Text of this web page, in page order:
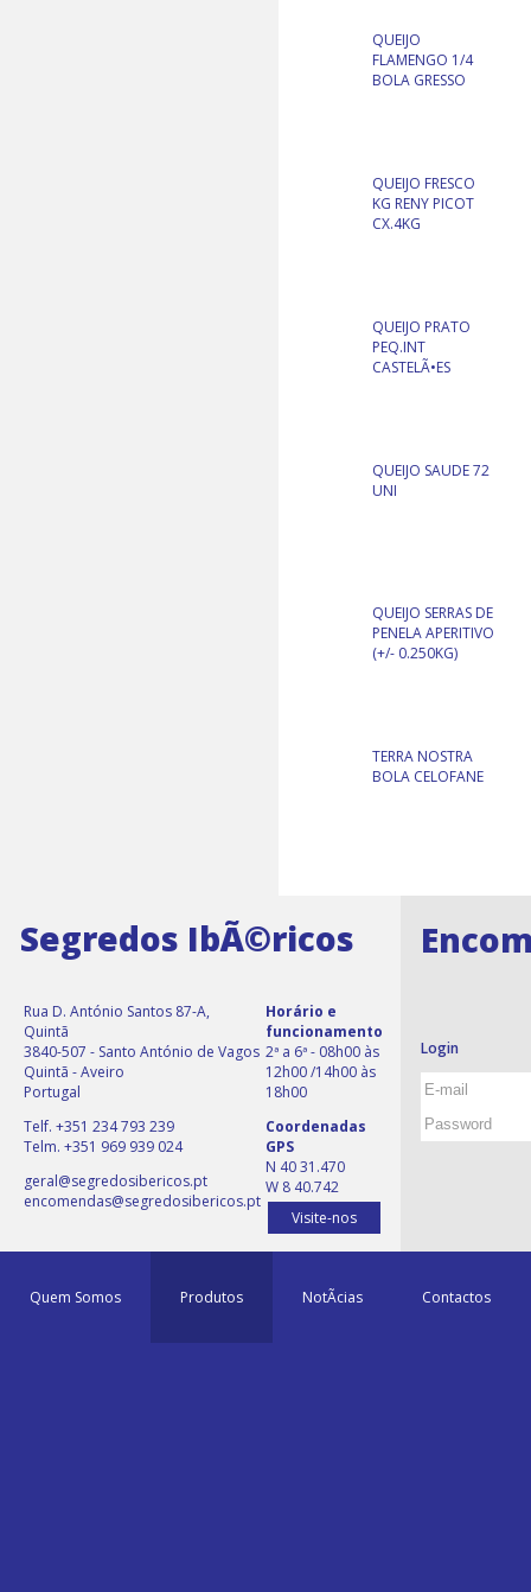
QUEIJO
FLAMENGO 1/4
BOLA GRESSO
QUEIJO FRESCO
KG RENY PICOT
CX.4KG
QUEIJO PRATO
PEQ.INT
CASTELÃ•ES
QUEIJO SAUDE 72
UNI
QUEIJO SERRAS DE
PENELA APERITIVO
(+/- 0.250KG)
TERRA NOSTRA
BOLA CELOFANE
Segredos IbÃ©ricos
Rua D. António Santos 87-A,
Quintã
3840-507 - Santo António de Vagos
Quintã - Aveiro
Portugal
Telf. +351 234 793 239
Telm. +351 969 939 024
geral@segredosibericos.pt
encomendas@segredosibericos.pt
Horário e
funcionamento
2ª a 6ª - 08h00 às
12h00 /14h00 às
18h00
Coordenadas
GPS
N 40 31.470
W 8 40.742
Visite-nos
Login
Quem Somos Produtos NotÃ­cias Contactos